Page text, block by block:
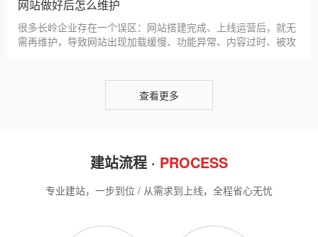
升线上竞争力。首先，S
网站做好后怎么维护
很多长岭企业存在一个误区：网站搭建完成、上线运营后，就无
需再维护，导致网站出现加载缓慢、功能异常、内容过时、被攻
是契合百度优化算法的关键，结合我们的建站套餐（所有套餐均
查看更多
建站流程 · PROCESS
专业建站，一步到位 / 从需求到上线，全程省心无忧